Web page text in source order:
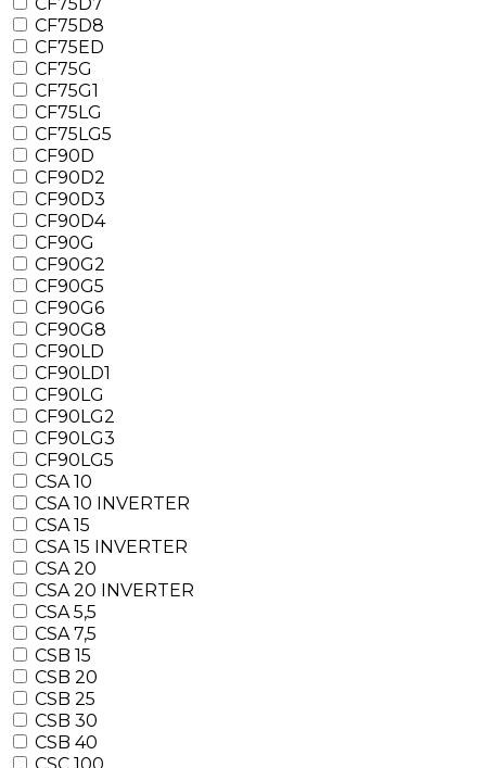
CF75D8
CF75ED
CF75G
CF75G1
CF75LG
CF75LG5
CF90D
CF90D2
CF90D3
CF90D4
CF90G
CF90G2
CF90G5
CF90G6
CF90G8
CF90LD
CF90LD1
CF90LG
CF90LG2
CF90LG3
CF90LG5
CSA 10
CSA 10 INVERTER
CSA 15
CSA 15 INVERTER
CSA 20
CSA 20 INVERTER
CSA 5,5
CSA 7,5
CSB 15
CSB 20
CSB 25
CSB 30
CSB 40